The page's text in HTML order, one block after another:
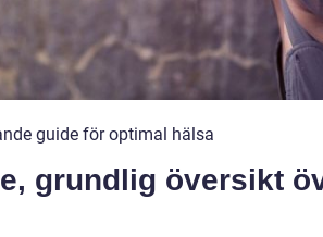
guide för optimal hälsa
grundlig översikt